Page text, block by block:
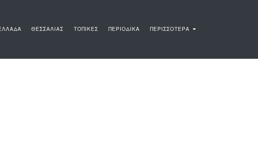
ΘΕΣΣΑΛΙΑΣ ΤΟΠΙΚΕΣ ΠΕΡΙΟΔΙΚΑ ΠΕΡΙΣΣΟΤΕΡΑ